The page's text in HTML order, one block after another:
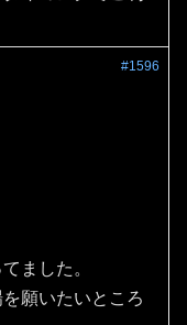
#1596
ました。
願いたいところ